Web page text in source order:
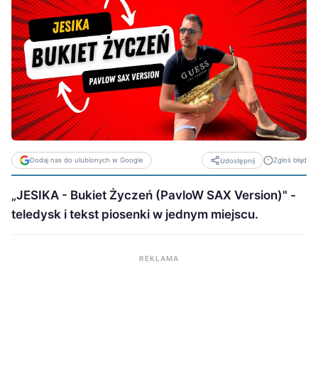
Dodaj nas do ulubionych w Google Udostępnij Zgłoś błąd
„JESIKA - Bukiet Życzeń (PavloW SAX Version)" -
teledysk i tekst piosenki w jednym miejscu.
REKLAMA